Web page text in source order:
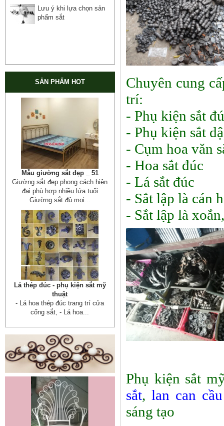
Lưu ý khi lựa chọn sản
phẩm sắt
SẢN PHẨM HOT
Mẫu giường sắt đẹp _ 51
Giường sắt đẹp phong cách hiện
đại phù hợp nhiều lứa tuổi
Giường sắt đủ mọi...
Lá thép đúc - phụ kiện sắt mỹ
thuật
- Lá hoa thép đúc trang trí cửa
cổng sắt, - Lá hoa...
Cửa cổng sắt mỹ thuật 19
Cửa cống sắt đẹp cho mọi không
gian nhà riêng, biệt thự, nhà sân...
Chuyên cung
trí:
- Phụ kiện sắt
- Phụ kiện sắt
- Cụm hoa văn
- Hoa sắt đúc
- Lá sắt đúc
- Sắt lập là cán
- Sắt lập là
Phụ kiện sắt
sắt, lan can
sáng tạo